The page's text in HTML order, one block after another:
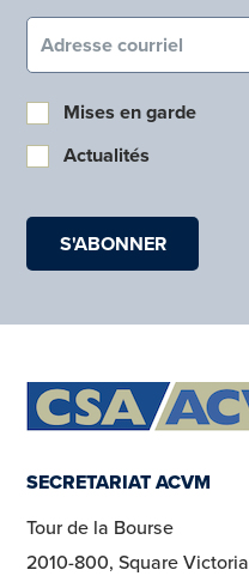
Courriel (obligatoire)
Mises en garde
Actualités
SECRETARIAT ACVM
Tour de la Bourse
2010-800, Square Victoria